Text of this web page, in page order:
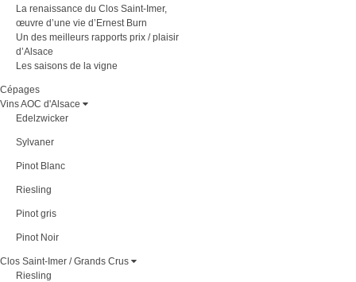
La renaissance du Clos Saint-Imer,
œuvre d’une vie d’Ernest Burn
Un des meilleurs rapports prix / plaisir
d’Alsace
Les saisons de la vigne
Cépages
Vins AOC d'Alsace
Edelzwicker
Sylvaner
Pinot Blanc
Riesling
Pinot gris
Pinot Noir
Clos Saint-Imer / Grands Crus
Riesling